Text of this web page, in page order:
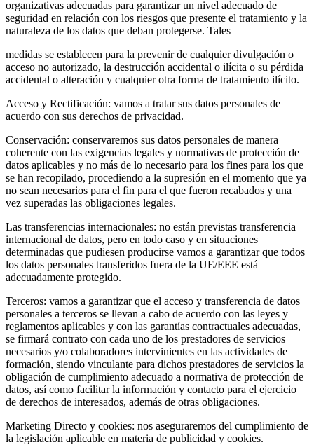
organizativas adecuadas para garantizar un nivel adecuado de
seguridad en relación con los riesgos que presente el tratamiento y la
naturaleza de los datos que deban protegerse. Tales
medidas se establecen para la prevenir de cualquier divulgación o
acceso no autorizado, la destrucción accidental o ilícita o su pérdida
accidental o alteración y cualquier otra forma de tratamiento ilícito.
Acceso y Rectificación: vamos a tratar sus datos personales de
acuerdo con sus derechos de privacidad.
Conservación: conservaremos sus datos personales de manera
coherente con las exigencias legales y normativas de protección de
datos aplicables y no más de lo necesario para los fines para los que
se han recopilado, procediendo a la supresión en el momento que ya
no sean necesarios para el fin para el que fueron recabados y una
vez superadas las obligaciones legales.
Las transferencias internacionales: no están previstas transferencia
internacional de datos, pero en todo caso y en situaciones
determinadas que pudiesen producirse vamos a garantizar que todos
los datos personales transferidos fuera de la UE/EEE está
adecuadamente protegido.
Terceros: vamos a garantizar que el acceso y transferencia de datos
personales a terceros se llevan a cabo de acuerdo con las leyes y
reglamentos aplicables y con las garantías contractuales adecuadas,
se firmará contrato con cada uno de los prestadores de servicios
necesarios y/o colaboradores intervinientes en las actividades de
formación, siendo vinculante para dichos prestadores de servicios la
obligación de cumplimiento adecuado a normativa de protección de
datos, así como facilitar la información y contacto para el ejercicio
de derechos de interesados, además de otras obligaciones.
Marketing Directo y cookies: nos aseguraremos del cumplimiento de
la legislación aplicable en materia de publicidad y cookies.